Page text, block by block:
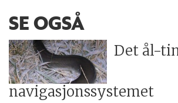
SE OGSÅ
Det ål-
navigasjonssystemet